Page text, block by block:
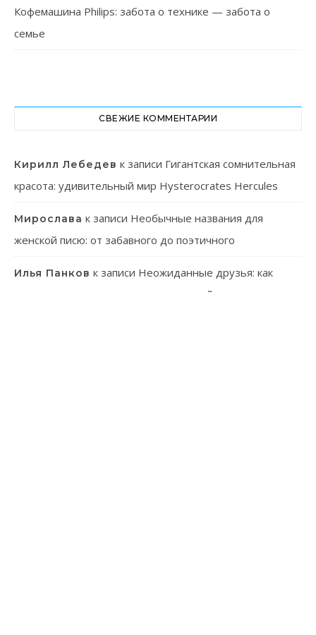
Кофемашина Philips: забота о технике — забота о
семье
СВЕЖИЕ КОММЕНТАРИИ
Кирилл Лебедев к записи Гигантская сомнительная
красота: удивительный мир Hysterocrates Hercules
Мирослава к записи Необычные названия для
женской писю: от забавного до поэтичного
Илья Панков к записи Неожиданные друзья: как
человек использует паразитов в своей практике